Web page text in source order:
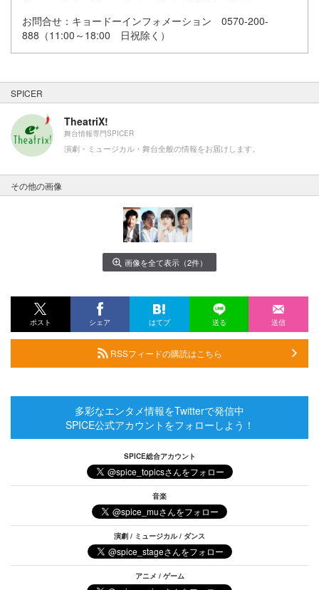
お問合せ：キョードーインフォメーション 0570-200-
888（11:00～18:00 日祝除く）
SPICER
TheatriX!
舞台情報専門SPICER
演劇・ミュージカル・舞台全般の情報をお届けします。
その他の画像
画像を全て表示（2件）
ポスト シェア はてブ 送る 送信
RSSフィードの購読はこちら
多彩なエンタメ情報をTwitterで発信中
SPICE公式アカウントをフォローしよう！
SPICE総合アカウント
音楽
演劇 / ミュージカル / ダンス
アニメ / ゲーム